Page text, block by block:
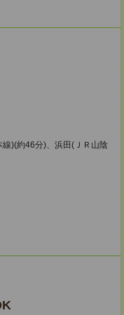
)(約46分)、浜田(ＪＲ山陰